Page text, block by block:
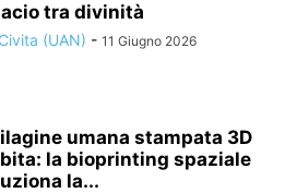
tra divinità
(UAN) - 11 Giugno 2026
umana stampata 3D
la bioprinting spaziale
la...